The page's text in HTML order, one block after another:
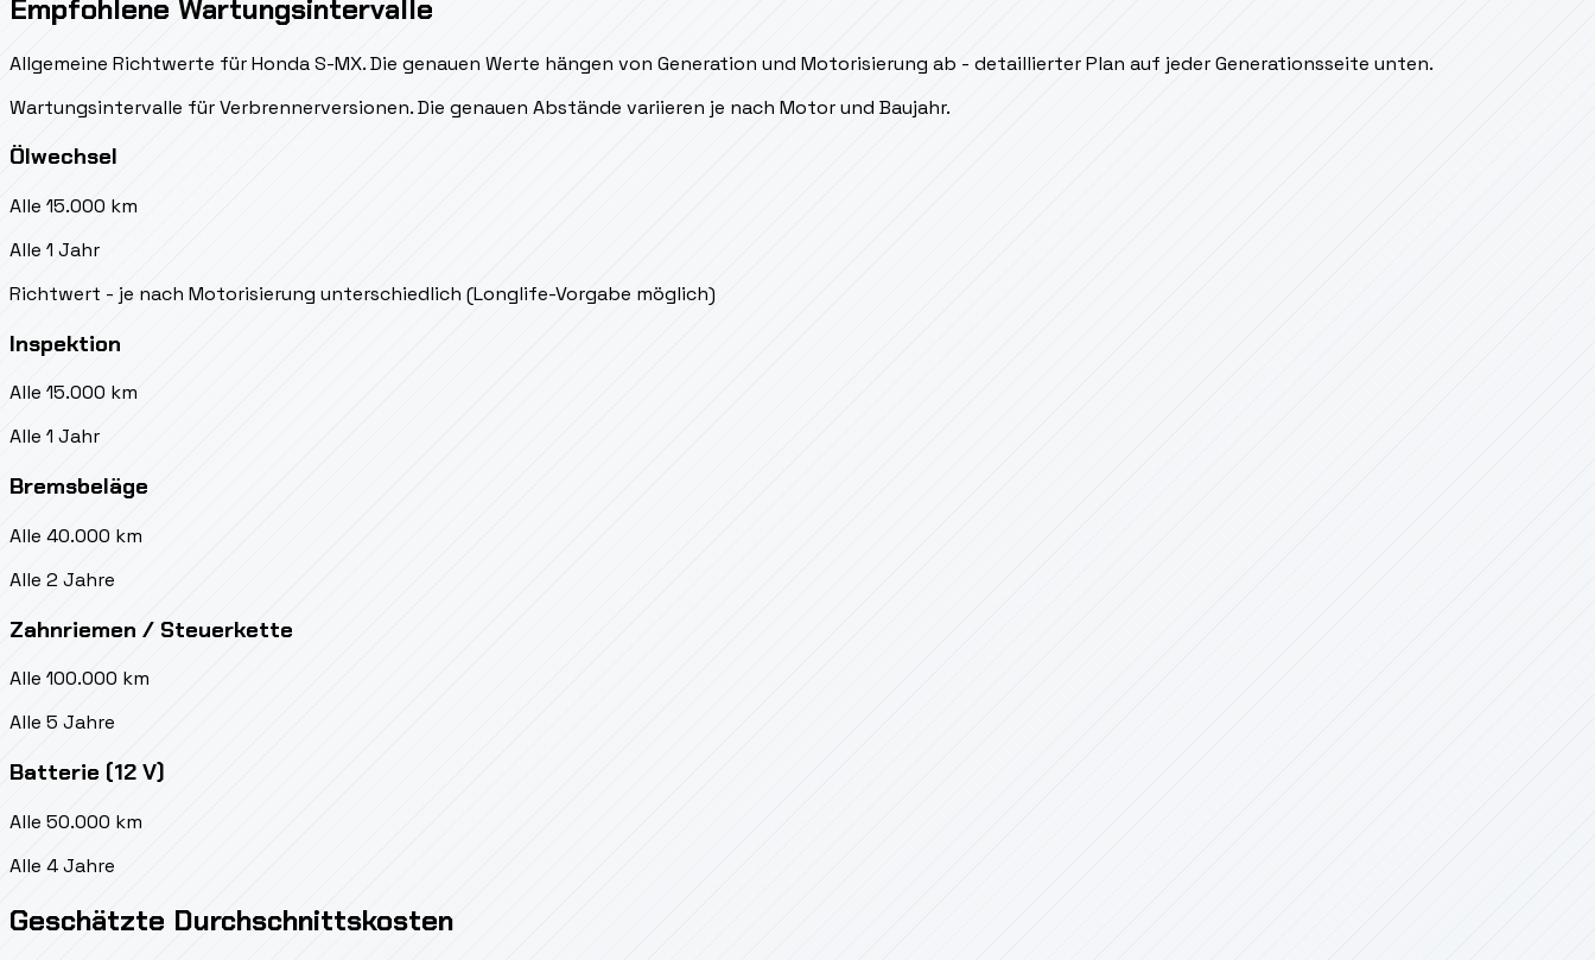
Empfohlene Wartungsintervalle
Allgemeine Richtwerte für Honda S-MX. Die genauen Werte hängen von Generation und Motorisierung ab - detaillierter Plan auf jeder Generationsseite unten.
Wartungsintervalle für Verbrennerversionen. Die genauen Abstände variieren je nach Motor und Baujahr.
Ölwechsel
Alle 15.000 km
Alle 1 Jahr
Richtwert - je nach Motorisierung unterschiedlich (Longlife-Vorgabe möglich)
Inspektion
Alle 15.000 km
Alle 1 Jahr
Bremsbeläge
Alle 40.000 km
Alle 2 Jahre
Zahnriemen / Steuerkette
Alle 100.000 km
Alle 5 Jahre
Batterie (12 V)
Alle 50.000 km
Alle 4 Jahre
Geschätzte Durchschnittskosten